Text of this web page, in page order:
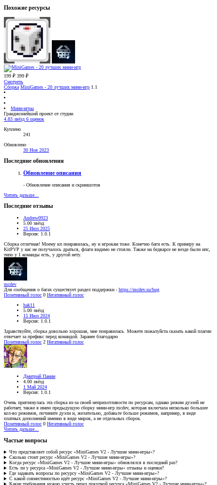
Похожие ресурсы
199 ₽ 399 ₽
Смотреть
Сборка MiniGames - 20 лучших мини-игр 1.1
Мини-игры
Грандиознейший проект от студии
4.83 звёзд 6 оценок
Куплено
241
Обновлено
30 Ноя 2023
Последние обновления
Обновление описания
- Обновление описания и скриншотов
Читать дальше...
Последние отзывы
Andrew0923
5.00 звёзд
25 Июл 2025
Версия: 1.0.1
Сборка отличная! Моему кп понравилась, ну и игрокам тоже. Конечно баги есть. К примеру на
KitPVP у нас не получалось драться, флаги видимо не стояли. Также на бедварсе не везде были нпс,
типо у 1 команды есть, у другой нету.
mcdev
Для сообщения о багах существует раздел поддержки - https://mcdev.su/bug
Позитивный голос 0 Негативный голос
hak11
5.00 звёзд
15 Июл 2024
Версия: 1.0.1
Здравствуйте, сборка довольно хорошая, мне понравилась. Можете пожалуйста сказать какой плагин
отвечает за префикс перед командой. Заранее благодарю
Позитивный голос 2 Негативный голос
Дмитрий Панин
4.00 звёзд
1 Май 2024
Версия: 1.0.1
Очень приглянулась эта сборка из-за своей неприхотливости по ресурсам, однако режим дуэлей не
работает, также я имею предыдущую сборку мини-игр mcdev, которая включала несколько большее
кол-во режимов, почините дуэли и, желательно, добавьте больше режимов, например, в виде
платных дополнений именно в виде миров, а не отдельных сборок.
Позитивный голос 0 Негативный голос
Читать дальше...
Частые вопросы
Что представляет собой ресурс «MiniGames V2 - Лучшие мини-игры»?
Сколько стоит ресурс «MiniGames V2 - Лучшие мини-игры»?
Когда ресурс «MiniGames V2 - Лучшие мини-игры» обновлялся в последний раз?
Есть ли у ресурса «MiniGames V2 - Лучшие мини-игры» отзывы и оценки?
Где задавать вопросы по ресурсу «MiniGames V2 - Лучшие мини-игры»?
С какой совместимостью идёт ресурс «MiniGames V2 - Лучшие мини-игры»?